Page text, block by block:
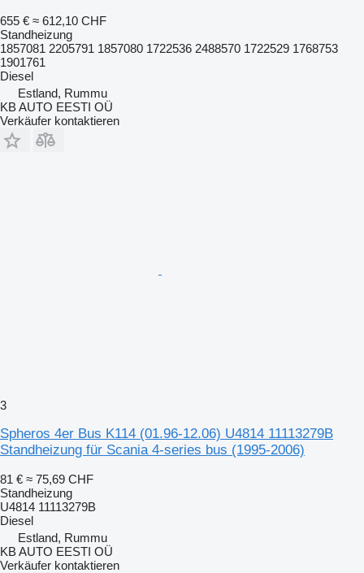
655 € ≈ 612,10 CHF
Standheizung
1857081 2205791 1857080 1722536 2488570 1722529 1768753
1901761
Diesel
Estland, Rummu
KB AUTO EESTI OÜ
Verkäufer kontaktieren
3
Spheros 4er Bus K114 (01.96-12.06) U4814 11113279B
Standheizung für Scania 4-series bus (1995-2006)
81 € ≈ 75,69 CHF
Standheizung
U4814 11113279B
Diesel
Estland, Rummu
KB AUTO EESTI OÜ
Verkäufer kontaktieren